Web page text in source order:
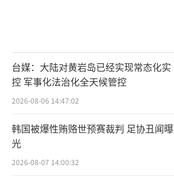
台媒：大陆对黄岩岛已经实现常态化实
控 军事化法治化全天候管控
2026-08-06 14:47:02
韩国被爆性贿赂世预赛裁判 足协丑闻曝
光
2026-08-07 14:00:32